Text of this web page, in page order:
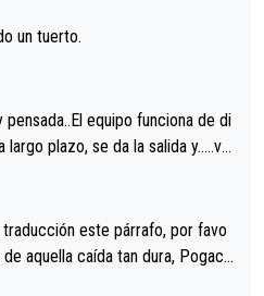
un tuerto.
equipo funciona de di
largo plazo, se da la salida y…..ve
pena vivir estos momentos tan
este párrafo, por favo
aquella caída tan dura, Pogaca